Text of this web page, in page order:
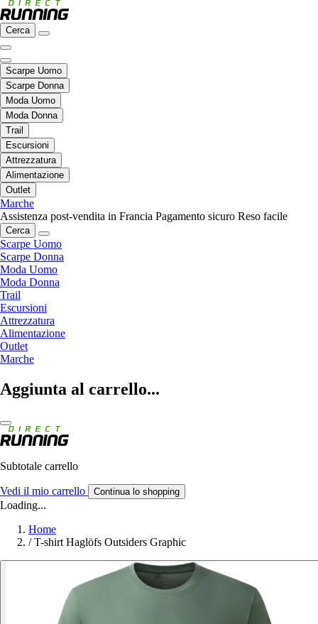
Cerca
Scarpe Uomo
Scarpe Donna
Moda Uomo
Moda Donna
Trail
Escursioni
Attrezzatura
Alimentazione
Outlet
Marche
Assistenza post-vendita in Francia Pagamento sicuro Reso facile
Cerca
Scarpe Uomo
Scarpe Donna
Moda Uomo
Moda Donna
Trail
Escursioni
Attrezzatura
Alimentazione
Outlet
Marche
Aggiunta al carrello...
Subtotale carrello
Vedi il mio carrello Continua lo shopping
Loading...
Home
/ T-shirt Haglöfs Outsiders Graphic